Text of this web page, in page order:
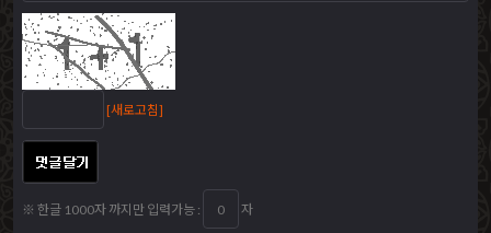
[새로고침]
※ 한글 1000자 까지만 입력가능 : 자